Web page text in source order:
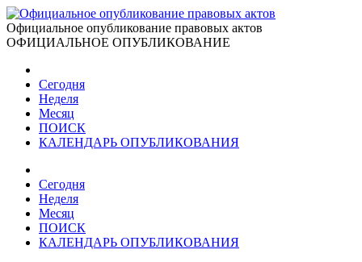
Официальное опубликование правовых актов
ОФИЦИАЛЬНОЕ ОПУБЛИКОВАНИЕ
Сегодня
Неделя
Месяц
ПОИСК
КАЛЕНДАРЬ ОПУБЛИКОВАНИЯ
Сегодня
Неделя
Месяц
ПОИСК
КАЛЕНДАРЬ ОПУБЛИКОВАНИЯ